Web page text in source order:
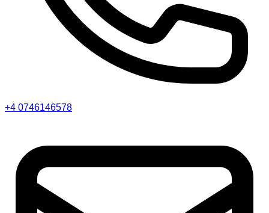
+4 0746146578